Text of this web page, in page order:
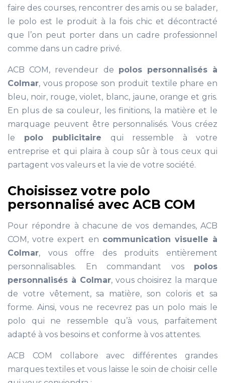
faire des courses, rencontrer des amis ou se balader,
le polo est le produit à la fois chic et décontracté
que l’on peut porter dans un cadre professionnel
comme dans un cadre privé.
ACB COM, revendeur de polos personnalisés à
Colmar, vous propose son produit textile phare en
bleu, noir, rouge, violet, blanc, jaune, orange et gris.
En plus de sa couleur, les finitions, la matière et le
marquage peuvent être personnalisés. Vous créez
le polo publicitaire qui ressemble à votre
entreprise et qui plaira à coup sûr à tous ceux qui
partagent vos valeurs et la vie de votre société.
Choisissez votre polo
personnalisé avec ACB COM
Pour répondre à chacune de vos demandes, ACB
COM, votre expert en communication visuelle à
Colmar, vous offre des produits entièrement
personnalisables. En commandant vos polos
personnalisés à Colmar, vous choisirez la marque
de votre vêtement, sa matière, son coloris et sa
forme. Ainsi, vous ne recevrez pas un polo mais le
polo qui ne ressemble qu’à vous, parfaitement
adapté à vos besoins et conforme à vos attentes.
ACB COM collabore avec différentes grandes
marques textiles et vous laisse le soin de choisir celle